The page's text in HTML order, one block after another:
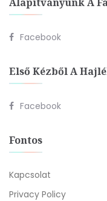
Facebook
Első Kézből A
Facebook
Fontos
Kapcsolat
Privacy Policy